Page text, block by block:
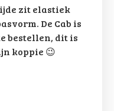
zit elastiek
De Cab is
bestellen, dit is
koppie 😉